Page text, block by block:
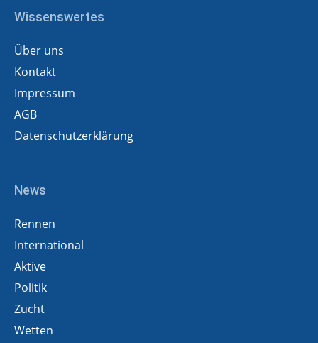
Wissenswertes
Über uns
Kontakt
Impressum
AGB
Datenschutzerklärung
News
Rennen
International
Aktive
Politik
Zucht
Wetten